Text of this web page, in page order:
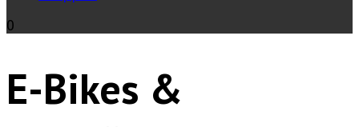
0
E-Bikes &